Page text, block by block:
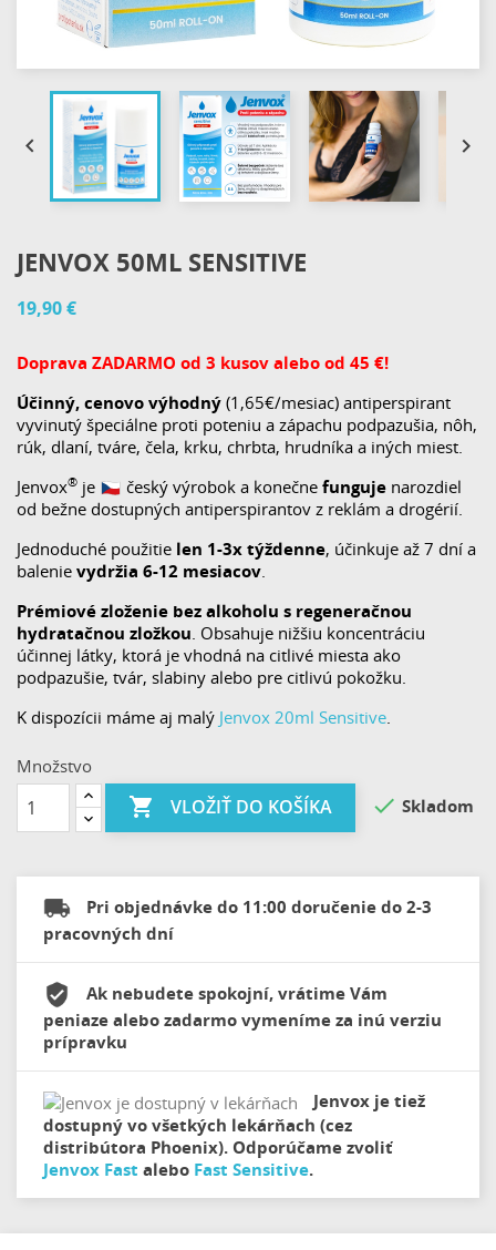
 
JENVOX 50ML SENSITIVE
19,90 €
Doprava ZADARMO od 3 kusov alebo od 45 €!
Účinný, cenovo výhodný (1,65€/mesiac) antiperspirant
vyvinutý špeciálne proti poteniu a zápachu podpazušia, nôh,
rúk, dlaní, tváre, čela, krku, chrbta, hrudníka a iných miest.
Jenvox®️ je český výrobok a konečne funguje narozdiel
od bežne dostupných antiperspirantov z reklám a drogérií.
Jednoduché použitie len 1-3x týždenne, účinkuje až 7 dní a
balenie vydržia 6-12 mesiacov.
Prémiové zloženie bez alkoholu s regeneračnou
hydratačnou zložkou. Obsahuje nižšiu koncentráciu
účinnej látky, ktorá je vhodná na citlivé miesta ako
podpazušie, tvár, slabiny alebo pre citlivú pokožku.
K dispozícii máme aj malý Jenvox 20ml Sensitive.
Množstvo
 VLOŽIŤ DO KOŠÍKA  Skladom
Pri objednávke do 11:00 doručenie do 2-3
pracovných dní
Ak nebudete spokojní, vrátime Vám
peniaze alebo zadarmo vymeníme za inú verziu
prípravku
Jenvox je tiež
dostupný vo všetkých lekárňach (cez
distribútora Phoenix). Odporúčame zvoliť
Jenvox Fast alebo Fast Sensitive.